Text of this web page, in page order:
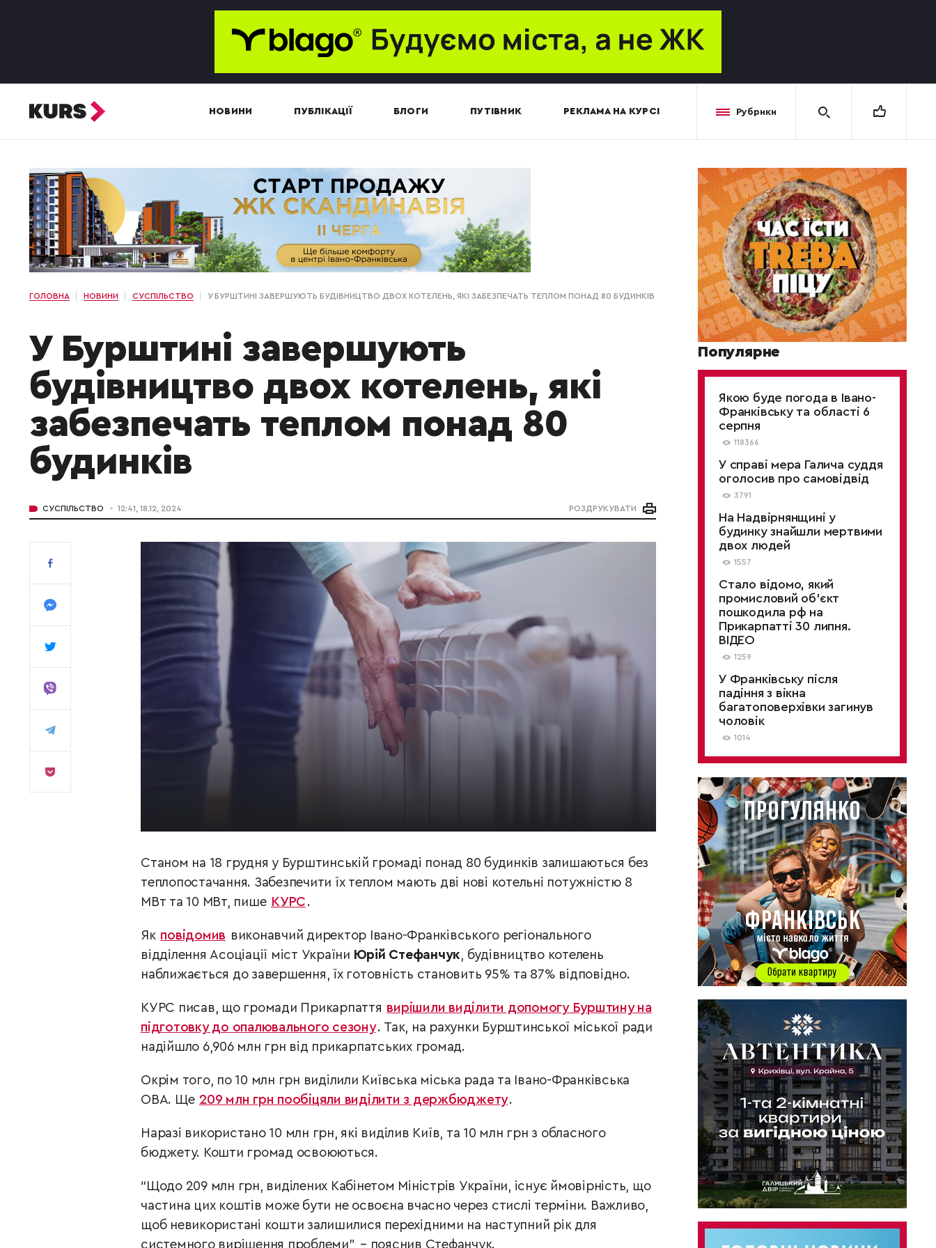
НОВИНИ ПУБЛІКАЦІЇ БЛОГИ ПУТІВНИК РЕКЛАМА НА КУРСІ Рубрики
ГОЛОВНА НОВИНИ СУСПІЛЬСТВО У БУРШТИНІ ЗАВЕРШУЮТЬ БУДІВНИЦТВО ДВОХ КОТЕЛЕНЬ, ЯКІ ЗАБЕЗПЕЧАТЬ ТЕПЛОМ ПОНАД 80 БУДИНКІВ
У Бурштині завершують
будівництво двох котелень, які
забезпечать теплом понад 80
будинків
СУСПІЛЬСТВО 12:41, 18.12, 2024 РОЗДРУКУВАТИ
Станом на 18 грудня у Бурштинській громаді понад 80 будинків залишаються без
теплопостачання. Забезпечити їх теплом мають дві нові котельні потужністю 8
МВт та 10 МВт, пише КУРС .
Як повідомив виконавчий директор Івано-Франківського регіонального
відділення Асоціації міст України Юрій Стефанчук, будівництво котелень
наближається до завершення, їх готовність становить 95% та 87% відповідно.
КУРС писав, що громади Прикарпаття вирішили виділити допомогу Бурштину на
підготовку до опалювального сезону. Так, на рахунки Бурштинської міської ради
надійшло 6,906 млн грн від прикарпатських громад.
Окрім того, по 10 млн грн виділили Київська міська рада та Івано-Франківська
ОВА. Ще 209 млн грн пообіцяли виділити з держбюджету.
Наразі використано 10 млн грн, які виділив Київ, та 10 млн грн з обласного
бюджету. Кошти громад освоюються.
“Щодо 209 млн грн, виділених Кабінетом Міністрів України, існує ймовірність, що
частина цих коштів може бути не освоєна вчасно через стислі терміни. Важливо,
щоб невикористані кошти залишилися перехідними на наступний рік для
системного вирішення проблеми”, – пояснив Стефанчук.
Популярне
Якою буде погода в Івано-
Франківську та області 6
серпня
118366
У справі мера Галича суддя
оголосив про самовідвід
3791
На Надвірнянщині у
будинку знайшли мертвими
двох людей
1557
Стало відомо, який
промисловий об’єкт
пошкодила рф на
Прикарпатті 30 липня.
ВІДЕО
1259
У Франківську після
падіння з вікна
багатоповерхівки загинув
чоловік
1014